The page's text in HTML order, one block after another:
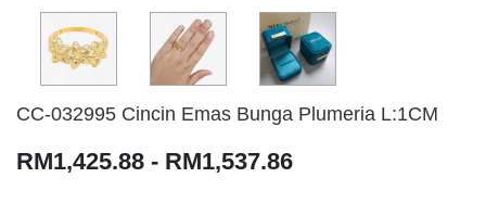
CC-032995 Cincin Emas Bunga Plumeria L:1CM
RM1,425.88 - RM1,537.86